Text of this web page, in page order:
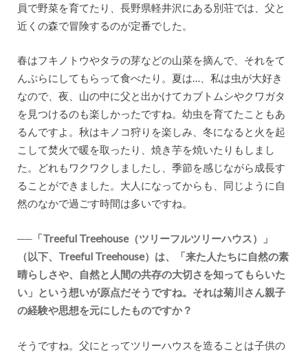
員で野菜を育てたり、長野県軽井沢にある別荘では、父と
近くの森で冒険するのが定番でした。
春はフキノトウやタラの芽などの山菜を摘んで、それをて
んぷらにしてもらって食べたり。夏は…、私は虫が大好き
なので、夜、山の中に父と出かけてカブトムシやクワガタ
を見つけるのも楽しかったですね。幼虫を育てたこともあ
るんですよ。秋はキノコ狩りを楽しみ、冬になると火を起
こして焚火で暖を取ったり、焼き芋を焼いたりもしまし
た。どれもワクワクしましたし、季節を感じながら成長す
ることができました。大人になってからも、同じように自
然のなかで過ごす時間は多いですね。
──「Treeful Treehouse（ツリーフルツリーハウス）」
（以下、Treeful Treehouse）は、「来た人たちに自然の素
晴らしさや、自然と人間の共存の大切さを知ってもらいた
い」という想いが原点だそうですね。それは菊川さん親子
の経験や思想を元にしたものですか？
そうですね。父にとってツリーハウスを造ることは子供の